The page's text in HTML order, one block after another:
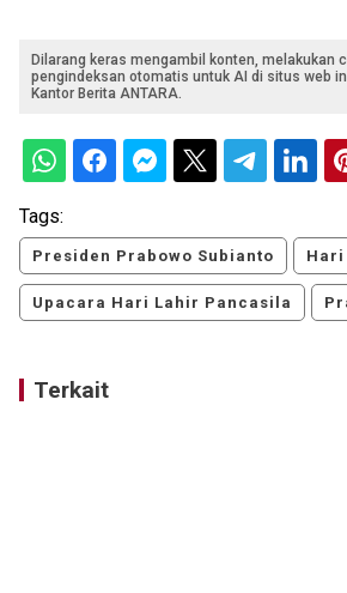
Dilarang keras mengambil konten, melakukan
pengindeksan otomatis untuk AI di situs web
Kantor Berita ANTARA.
Tags:
Presiden Prabowo Subianto
Upacara Hari Lahir Pancasila
Terkait